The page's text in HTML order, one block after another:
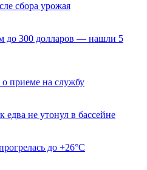
сбора урожая
до 300 долларов — нашли 5
приеме на службу
не утонул в бассейне
до +26°C